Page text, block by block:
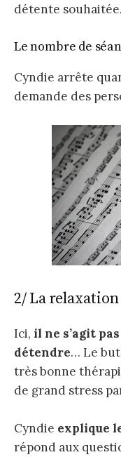
détente
Le nombre de
Cyndie arrête
demande des
2/ La
Ici, il ne s’agit
détendre… Le
très bonne
de grand stress
Cyndie explique
répond aux